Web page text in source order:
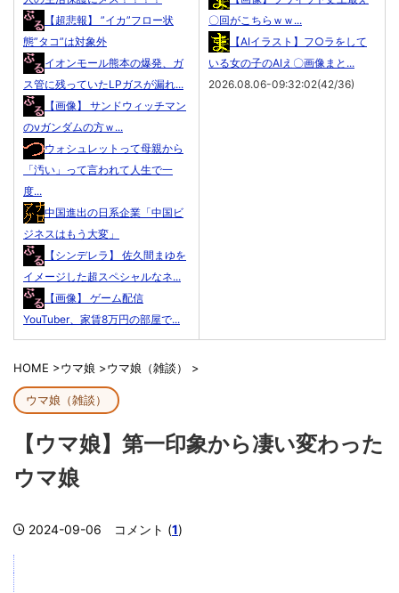
【超悲報】 ”イカ”フロー状
態”タコ”は対象外
イオンモール熊本の爆発、ガ
ス管に残っていたLPガスが漏れ...
【画像】 サンドウィッチマン
のνガンダムの方ｗ...
ウォシュレットって母親から
「汚い」って言われて人生で一
度...
中国進出の日系企業「中国ビ
ジネスはもう大変」
【シンデレラ】 佐久間まゆを
イメージした超スペシャルなネ...
【画像】 ゲーム配信
YouTuber、家賃8万円の部屋で...
〇回がこちらｗｗ...
【AIイラスト】フ○ラをして
いる女の子のAIえ〇画像まと...
2026.08.06-09:32:02(42/36)
HOME >ウマ娘 >ウマ娘（雑談） >
ウマ娘（雑談）
【ウマ娘】第一印象から凄い変わった
ウマ娘
2024-09-06 コメント (1)